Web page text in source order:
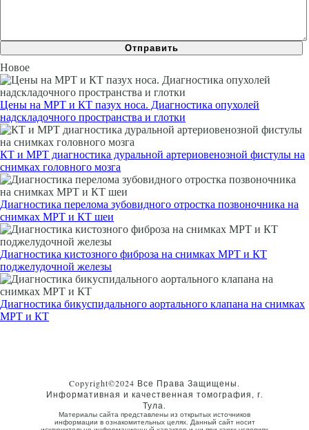
Новое
Цены на МРТ и КТ пазух носа. Диагностика опухолей
надскладочного пространства и глотки
КТ и МРТ диагностика дуральной артериовенозной фистулы на
снимках головного мозга
Диагностика перелома зубовидного отростка позвоночника на
снимках МРТ и КТ шеи
Диагностика кистозного фиброза на снимках МРТ и КТ
поджелудочной железы
Диагностика бикуспидального аортального клапана на снимках
МРТ и КТ
Copyright©2024 Все Права Защищены.
Информативная и качественная томография, г.
Тула.
Материалы сайта представлены из открытых источников
информации в ознакомительных целях. Данный сайт носит